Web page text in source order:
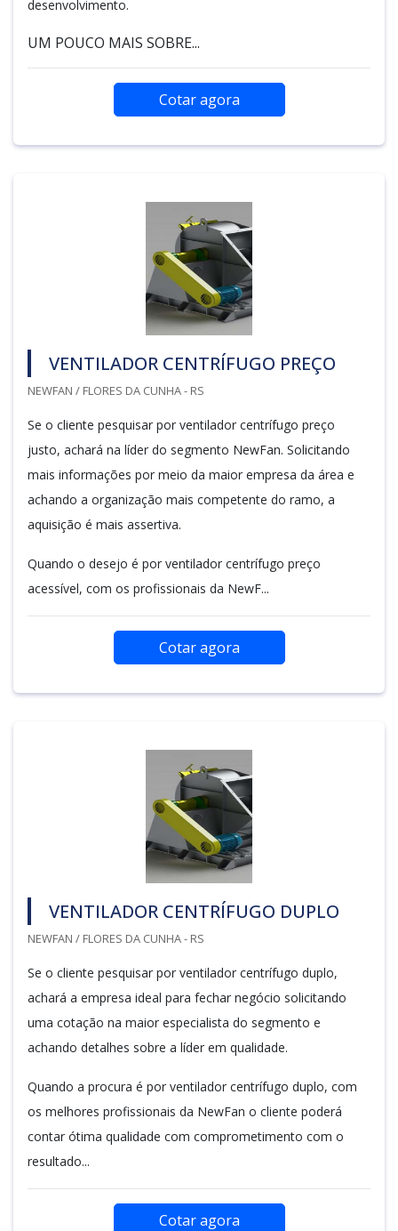
desenvolvimento.
UM POUCO MAIS SOBRE...
Cotar agora
VENTILADOR CENTRÍFUGO PREÇO
NEWFAN / FLORES DA CUNHA - RS
Se o cliente pesquisar por ventilador centrífugo preço
justo, achará na líder do segmento NewFan. Solicitando
mais informações por meio da maior empresa da área e
achando a organização mais competente do ramo, a
aquisição é mais assertiva.
Quando o desejo é por ventilador centrífugo preço
acessível, com os profissionais da NewF...
Cotar agora
VENTILADOR CENTRÍFUGO DUPLO
NEWFAN / FLORES DA CUNHA - RS
Se o cliente pesquisar por ventilador centrífugo duplo,
achará a empresa ideal para fechar negócio solicitando
uma cotação na maior especialista do segmento e
achando detalhes sobre a líder em qualidade.
Quando a procura é por ventilador centrífugo duplo, com
os melhores profissionais da NewFan o cliente poderá
contar ótima qualidade com comprometimento com o
resultado...
Cotar agora